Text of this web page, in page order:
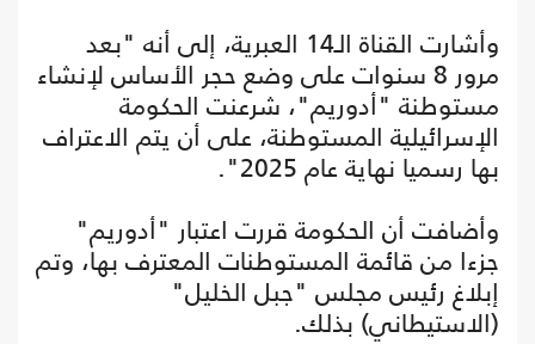
وأشارت القناة الـ14 العبرية، إلى أنه "بعد
مرور 8 سنوات على وضع حجر الأساس لإنشاء
مستوطنة "أدوريم"، شرعنت الحكومة
الإسرائيلية المستوطنة، على أن يتم الاعتراف
بها رسميا نهاية عام 2025".
وأضافت أن الحكومة قررت اعتبار "أدوريم"
جزءا من قائمة المستوطنات المعترف بها، وتم
إبلاغ رئيس مجلس "جبل الخليل"
(الاستيطاني) بذلك.